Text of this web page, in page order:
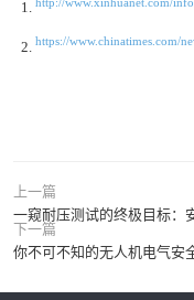
https://www.chinatimes.com/
上一篇
一窥耐压测试的终极目标：
下一篇
你不可不知的无人机电气安